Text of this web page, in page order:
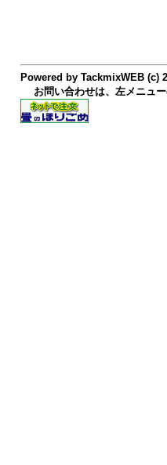
Powered by TackmixWEB (c)
お問い合わせは、左メニュー